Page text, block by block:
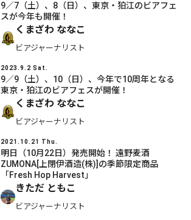
9／7（土）、8（日）、東京・狛江のビアフェ
スが今年も開催！
くまざわ ななこ
ビアジャーナリスト
2023.9.2 Sat.
9／9（土）、10（日）、今年で10周年となる
東京・狛江のビアフェスが開催！
くまざわ ななこ
ビアジャーナリスト
2021.10.21 Thu.
明日（10月22日）発売開始！ 遠野麦酒
ZUMONA[上閉伊酒造(株)]の季節限定商品
「Fresh Hop Harvest」
きただ ともこ
ビアジャーナリスト